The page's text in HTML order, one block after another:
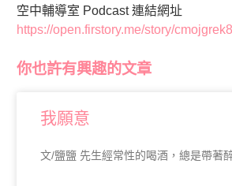
空中輔導室 Podcast 連結網址
https://open.firstory.me/story/
你也許有興趣的文章
我願意
文/鹽鹽 先生經常性的喝酒，總是帶著